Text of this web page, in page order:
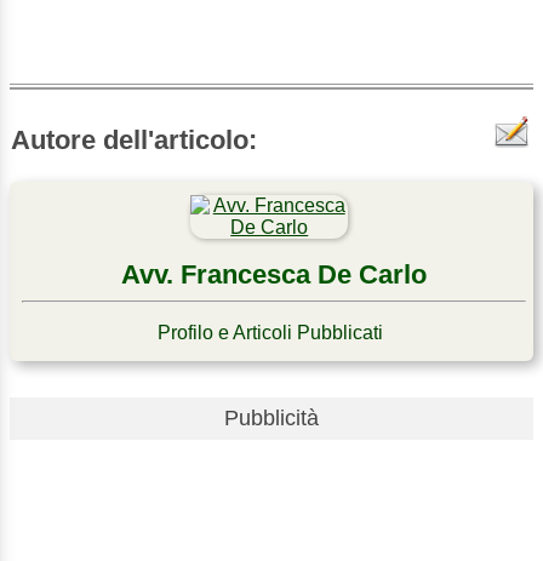
Autore dell'articolo:
Avv. Francesca De Carlo
Profilo e Articoli Pubblicati
Pubblicità